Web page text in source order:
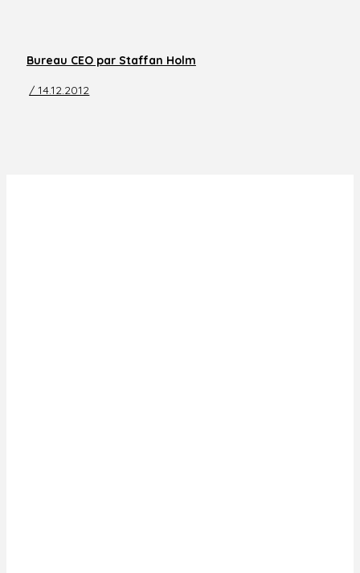
Bureau CEO par Staffan Holm
/ 14.12.2012